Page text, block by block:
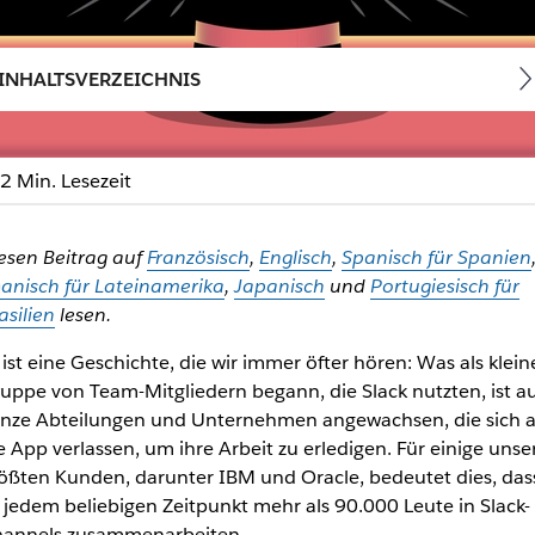
noch schneller und
und jede gesparte Sekunde bedeutet mehr Zeit, um
2 Min. Lesezeit
Beitrag aufFranzösisch, Englisch, Spanisch für Spanien,
für Lateinamerika,Japanisch undPortugiesisch für
lesen.
ist eine Geschichte, die wir immer öfter hören: Was als
von Team-Mitgliedern begann, die Slack nutzten, ist
Abteilungen und Unternehmen angewachsen, die sich
App verlassen, um ihre Arbeit zu erledigen. Für einige
Kunden, darunter IBM und Oracle, bedeutet dies,
jedem beliebigen Zeitpunkt mehr als 90.000 Leute in Slack-